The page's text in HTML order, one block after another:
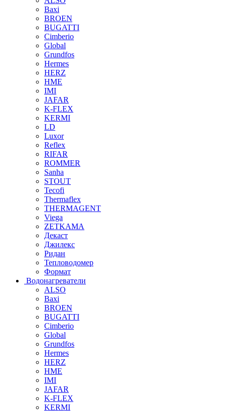
Baxi
BROEN
BUGATTI
Cimberio
Global
Grundfos
Hermes
HERZ
HME
IMI
JAFAR
K-FLEX
KERMI
LD
Luxor
Reflex
RIFAR
ROMMER
Sanha
STOUT
Tecofi
Thermaflex
THERMAGENT
Viega
ZETKAMA
Декаст
Джилекс
Ридан
Тепловодомер
Формат
Водонагреватели
ALSO
Baxi
BROEN
BUGATTI
Cimberio
Global
Grundfos
Hermes
HERZ
HME
IMI
JAFAR
K-FLEX
KERMI